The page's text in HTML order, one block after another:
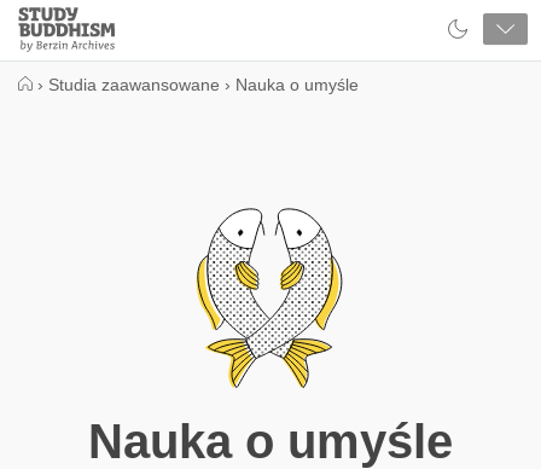
Close
Study
Buddhism
› Studia zaawansowane › Nauka o umyśle
Nauka o umyśle